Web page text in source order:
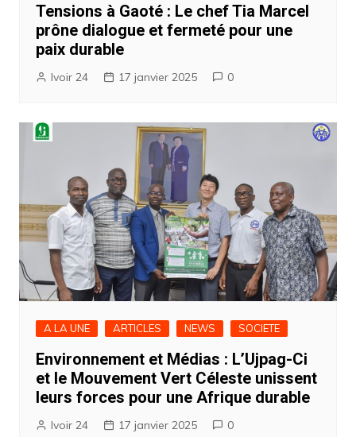
Tensions à Gaoté : Le chef Tia Marcel
prône dialogue et fermeté pour une
paix durable
Ivoir 24 17 janvier 2025 0
A LA UNE ARTICLES NEWS SOCIETE
Environnement et Médias : L’Ujpag-Ci
et le Mouvement Vert Céleste unissent
leurs forces pour une Afrique durable
Ivoir 24 17 janvier 2025 0